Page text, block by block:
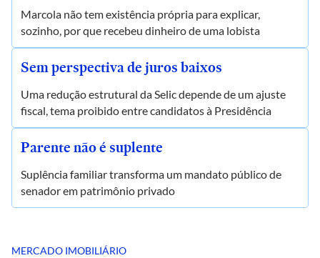
Marcola não tem existência própria para explicar,
sozinho, por que recebeu dinheiro de uma lobista
Sem perspectiva de juros baixos
Uma redução estrutural da Selic depende de um ajuste
fiscal, tema proibido entre candidatos à Presidência
Parente não é suplente
Suplência familiar transforma um mandato público de
senador em patrimônio privado
MERCADO IMOBILIÁRIO